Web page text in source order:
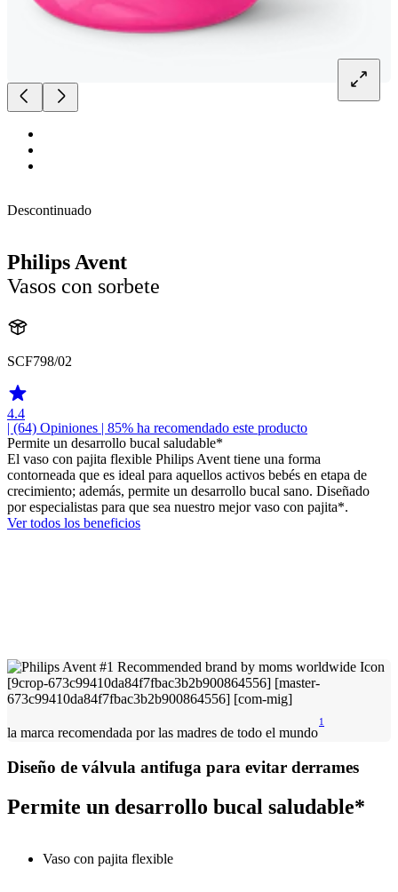
Descontinuado
Philips Avent
Vasos con sorbete
SCF798/02
4.4
| (64) Opiniones | 85% ha recomendado este producto
Permite un desarrollo bucal saludable*
El vaso con pajita flexible Philips Avent tiene una forma
contorneada que es ideal para aquellos activos bebés en etapa de
crecimiento; además, permite un desarrollo bucal sano. Diseñado
por especialistas para que sea nuestro mejor vaso con pajita*.
Ver todos los beneficios
la marca recomendada por las madres de todo el mundo
1
Diseño de válvula antifuga para evitar derrames
Permite un desarrollo bucal saludable*
Vaso con pajita flexible